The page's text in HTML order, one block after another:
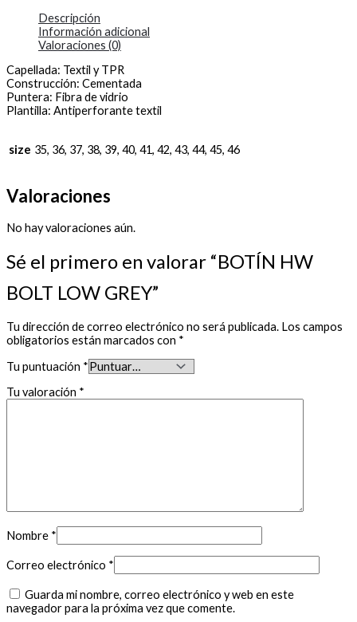
Descripción
Información adicional
Valoraciones (0)
Capellada: Textil y TPR
Construcción: Cementada
Puntera: Fibra de vidrio
Plantilla: Antiperforante textil
size 35, 36, 37, 38, 39, 40, 41, 42, 43, 44, 45, 46
Valoraciones
No hay valoraciones aún.
Sé el primero en valorar “BOTÍN HW
BOLT LOW GREY”
Tu dirección de correo electrónico no será publicada. Los campos
obligatorios están marcados con *
Tu puntuación *
Tu valoración *
Nombre *
Correo electrónico *
Guarda mi nombre, correo electrónico y web en este
navegador para la próxima vez que comente.